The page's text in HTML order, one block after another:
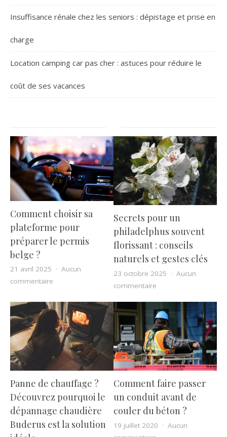
Insuffisance rénale chez les seniors : dépistage et prise en
charge
Location camping car pas cher : astuces pour réduire le
coût de ses vacances
Comment choisir sa
plateforme pour
préparer le permis
belge ?
21 avril 2025
Aucun
commentaire
Secrets pour un
philadelphus souvent
florissant : conseils
naturels et gestes clés
23 octobre 2025
Aucun
commentaire
Panne de chauffage ?
Découvrez pourquoi le
dépannage chaudière
Buderus est la solution
Comment faire passer
un conduit avant de
couler du béton ?
19 juillet 2020
Aucun